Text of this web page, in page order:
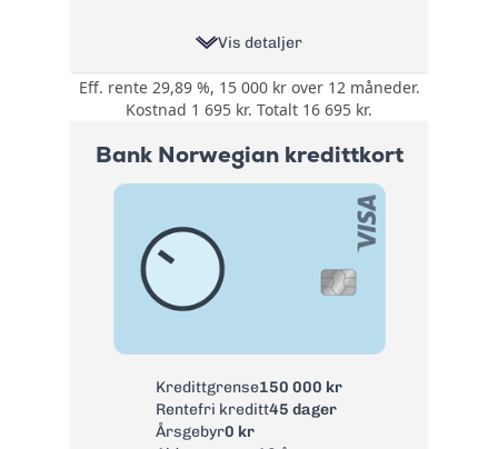
Les mer om TF Bank Mastercard
kredittkort →
Vis detaljer
Bonus:
Opptil 20% rabatt
hos over 200
på lading av elbil.
Forsikring:
Reise- og
avbestillingsforsikring
Årsgebyr:
Rente:
Effektiv rente:
minibank:
35 kr + 1 % av uttak
Kontantuttak i
75 kr + 1 % av uttak
Eff. rente 29,89 %, 15 000 kr over 12 måneder.
Kostnad 1 695 kr. Totalt 16 695 kr.
Bank Norwegian kredittkort
Kredittgrense150 000 kr
Rentefri kreditt45 dager
Årsgebyr0 kr